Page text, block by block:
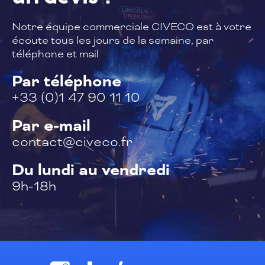
Notre équipe commerciale CIVECO est àvotre
écoute tous les jours de la semaine, par
téléphone et mail
Par téléphone
+33 (0)1 47 90 11 10
Par e-mail
contact@civeco.fr
Du lundi au vendredi
9h-18h